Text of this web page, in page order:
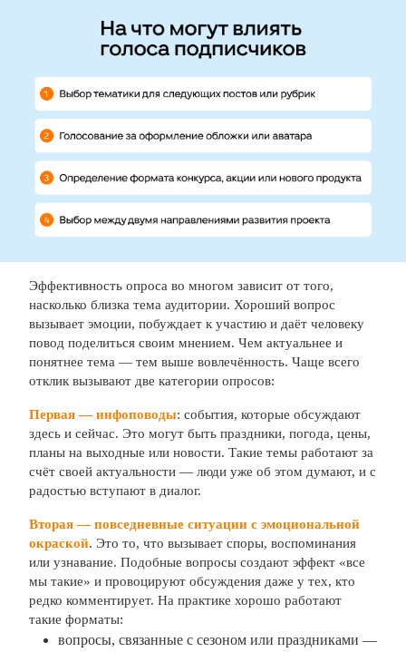
Эффективность опроса во многом зависит от того,
насколько близка тема аудитории. Хороший вопрос
вызывает эмоции, побуждает к участию и даёт человеку
повод поделиться своим мнением. Чем актуальнее и
понятнее тема — тем выше вовлечённость. Чаще всего
отклик вызывают две категории опросов:
Первая —инфоповоды: события, которые обсуждают
здесь и сейчас. Это могут быть праздники, погода, цены,
планы на выходные или новости. Такие темы работают за
счёт своей актуальности — люди уже об этом думают, и с
радостью вступают в диалог.
Вторая — повседневные ситуации с эмоциональной
окраской. Это то, что вызывает споры, воспоминания
или узнавание. Подобные вопросы создают эффект «все
мы такие» и провоцируют обсуждения даже у тех, кто
редко комментирует. На практике хорошо работают
такие форматы:
вопросы, связанные с сезоном или праздниками —